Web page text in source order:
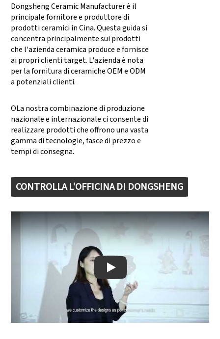
Dongsheng Ceramic Manufacturer è il
principale fornitore e produttore di
prodotti ceramici in Cina. Questa guida si
concentra principalmente sui prodotti
che l'azienda ceramica produce e fornisce
ai propri clienti target. L'azienda è nota
per la fornitura di ceramiche OEM e ODM
a potenziali clienti.
OLa nostra combinazione di produzione
nazionale e internazionale ci consente di
realizzare prodotti che offrono una vasta
gamma di tecnologie, fasce di prezzo e
tempi di consegna.
CONTROLLA L'OFFICINA DI DONGSHENG
Play: Keynote (Google I/O '18)